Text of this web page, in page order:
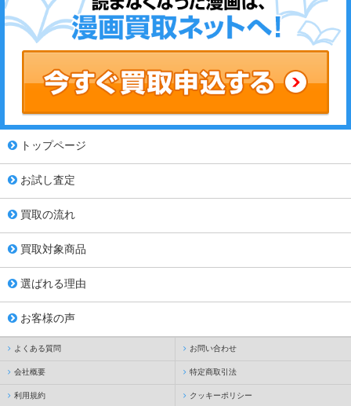
トップページ
お試し査定
買取の流れ
買取対象商品
選ばれる理由
お客様の声
よくある質問 お問い合わせ
会社概要 特定商取引法
利用規約 クッキーポリシー